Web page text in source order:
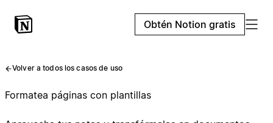
Obtén Notion gratis
Volver a todos los casos de uso
Formatea páginas con plantillas